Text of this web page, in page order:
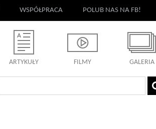
WSPÓŁPRACA POLUB NAS NA FB!
ARTYKUŁY FILMY GALERIA